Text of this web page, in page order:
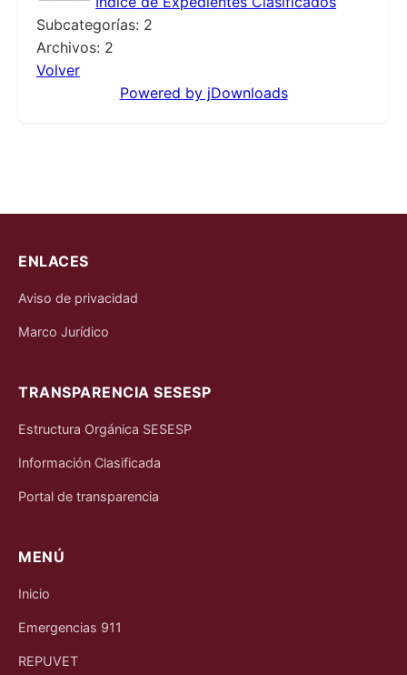
Subcategorías: 2
Archivos: 2
Volver
Powered by jDownloads
ENLACES
Aviso de privacidad
Marco Jurídico
TRANSPARENCIA SESESP
Estructura Orgánica SESESP
Información Clasificada
Portal de transparencia
MENÚ
Inicio
Emergencias 911
REPUVET